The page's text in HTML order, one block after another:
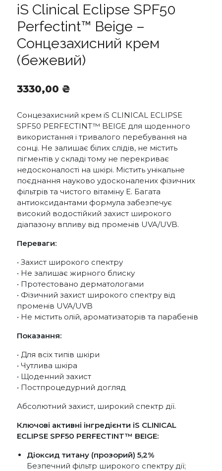
iS Clinical Eclipse SPF50
Perfectint™ Beige –
Сонцезахисний крем
(бежевий)
3330,00 ₴
Сонцезахисний крем iS CLINICAL ECLIPSE
SPF50 PERFECTINT™ BEIGE для щоденного
використання і тривалого перебування на
сонці. Не залишає білих слідів, не містить
пігментів у складі тому не перекриває
недосконалості на шкірі. Містить унікальне
поєднання науково удосконалених фізичних
фільтрів та чистого вітаміну Е. Багата
антиоксидантами формула забезпечує
високий водостійкий захист широкого
діапазону впливу від променів UVA/UVB.
Переваги:
• Захист широкого спектру
• Не залишає жирного блиску
• Протестовано дерматологами
• Фізичний захист широкого спектру від
променів UVA/UVB
• Не містить олій, ароматизаторів та парабенів
Показання:
• Для всіх типів шкіри
• Чутлива шкіра
• Щоденний захист
• Постпроцедурний догляд
Абсолютний захист, широкий спектр дії.
Ключові активні інгредієнти iS CLINICAL
ECLIPSE SPF50 PERFECTINT™ BEIGE:
Діоксид титану (прозорий) 5,2%
Безпечний фільтр широкого спектру дії;